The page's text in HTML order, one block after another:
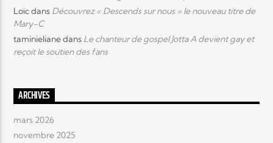
Loïcdans Découvrez « Descends sur nous » le nouveau titre de
Mary-C
taminielianedans Le chanteur de gospel Jotta A devient gay et
reçoit le soutien des fans
ARCHIVES
mars 2026
novembre 2025